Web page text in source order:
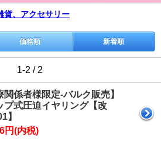
貨、アクセサリー
価格順 新着順
1-2 / 2
関係者様限定-バルク販売】
プ式圧迫イヤリング【改
】
円(内税)